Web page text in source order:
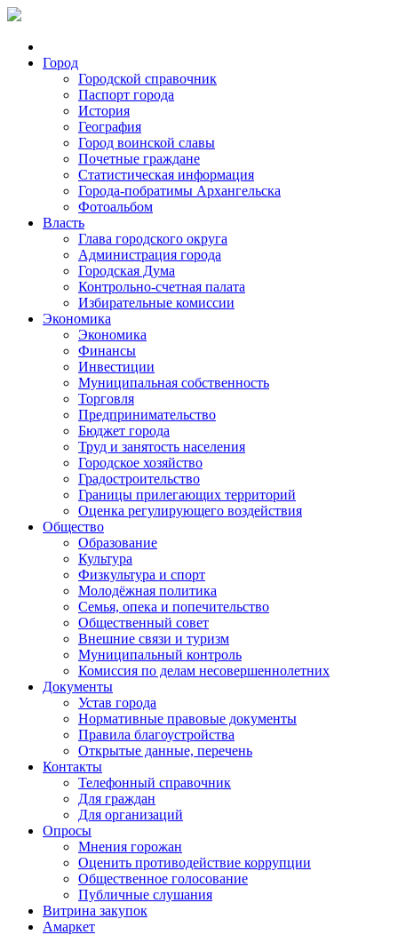
Город
Городской справочник
Паспорт города
История
География
Город воинской славы
Почетные граждане
Статистическая информация
Города-побратимы Архангельска
Фотоальбом
Власть
Глава городского округа
Администрация города
Городская Дума
Контрольно-счетная палата
Избирательные комиссии
Экономика
Экономика
Финансы
Инвестиции
Муниципальная собственность
Торговля
Предпринимательство
Бюджет города
Труд и занятость населения
Городское хозяйство
Градостроительство
Границы прилегающих территорий
Оценка регулирующего воздействия
Общество
Образование
Культура
Физкультура и спорт
Молодёжная политика
Семья, опека и попечительство
Общественный совет
Внешние связи и туризм
Муниципальный контроль
Комиссия по делам несовершеннолетних
Документы
Устав города
Нормативные правовые документы
Правила благоустройства
Открытые данные, перечень
Контакты
Телефонный справочник
Для граждан
Для организаций
Опросы
Мнения горожан
Оценить противодействие коррупции
Общественное голосование
Публичные слушания
Витрина закупок
Амаркет